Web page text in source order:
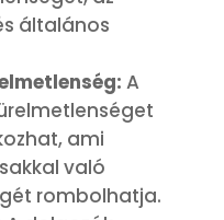
általános
A
ami
való
rombolhatja.